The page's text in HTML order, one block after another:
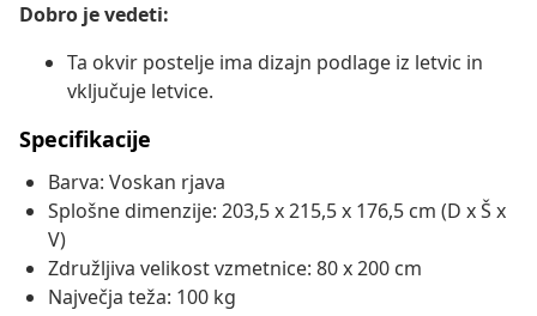
Dobro je vedeti:
Ta okvir postelje ima dizajn podlage iz letvic in
vključuje letvice.
Specifikacije
Barva: Voskan rjava
Splošne dimenzije: 203,5 x 215,5 x 176,5 cm (D x Š x
V)
Združljiva velikost vzmetnice: 80 x 200 cm
Največja teža: 100 kg